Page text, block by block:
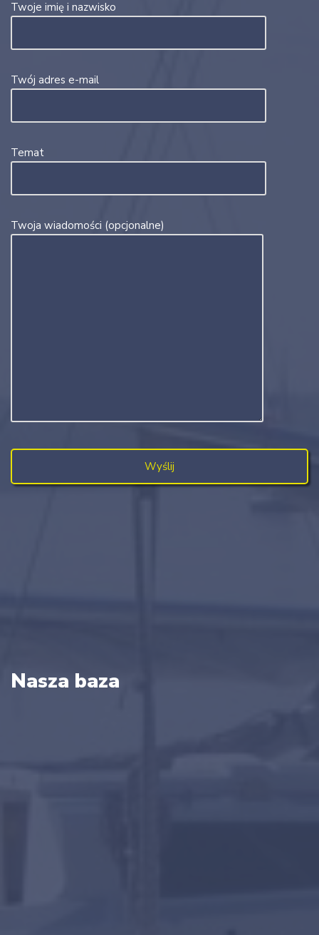
Twoje imię i nazwisko
Twój adres e-mail
Temat
Twoja wiadomości (opcjonalne)
Nasza baza